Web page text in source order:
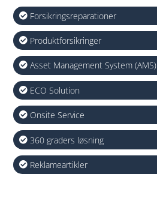
Forsikringsreparationer
Produktforsikringer
Asset Management System (AMS)
ECO Solution
Onsite Service
360 graders løsning
Reklameartikler